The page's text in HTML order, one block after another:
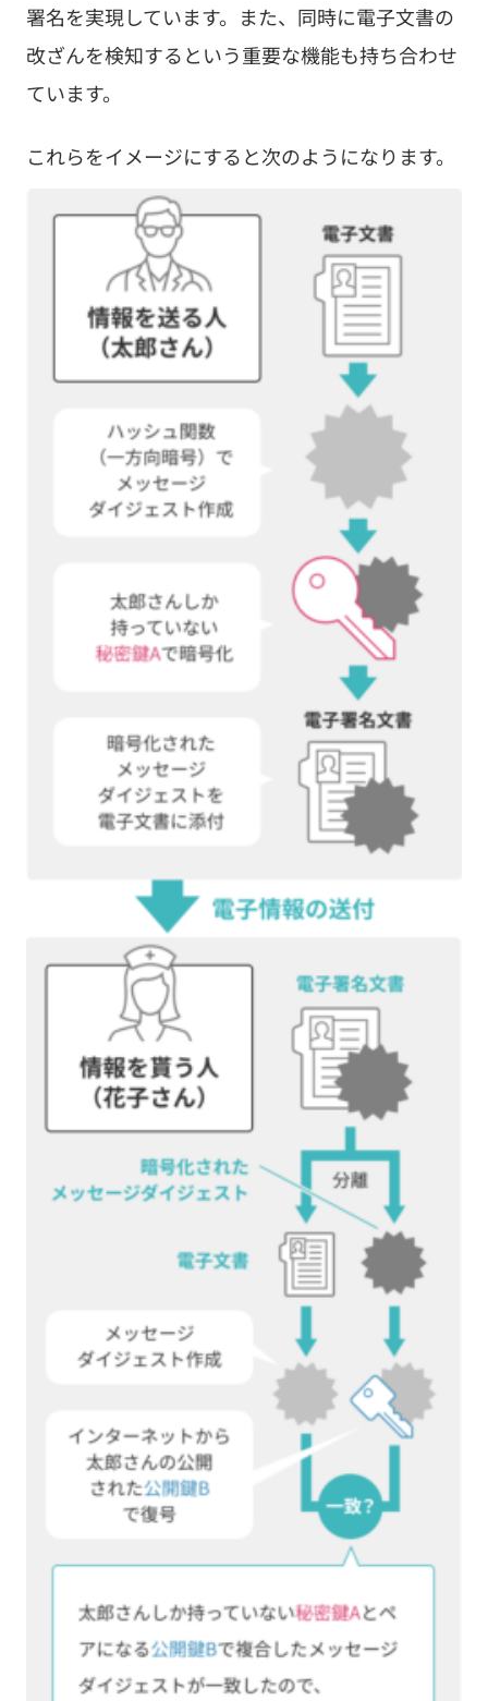
署名を実現しています。また、同時に電子文書の
改ざんを検知するという重要な機能も持ち合わせ
ています。
これらをイメージにすると次のようになります。